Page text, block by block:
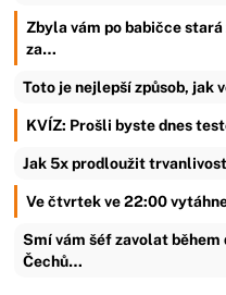
Zbyla vám po babičce
za…
Toto je nejlepší způsob,
KVÍZ: Prošli byste dnes
Jak 5x prodloužit
Ve čtvrtek ve 22:00
Smí vám šéf zavolat
Čechů…